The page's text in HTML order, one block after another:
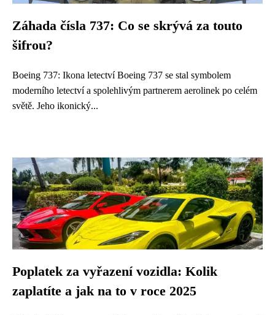
Záhada čísla 737: Co se skrývá za touto
šifrou?
Boeing 737: Ikona letectví Boeing 737 se stal symbolem
moderního letectví a spolehlivým partnerem aerolinek po celém
světě. Jeho ikonický...
Poplatek za vyřazení vozidla: Kolik
zaplatíte a jak na to v roce 2025